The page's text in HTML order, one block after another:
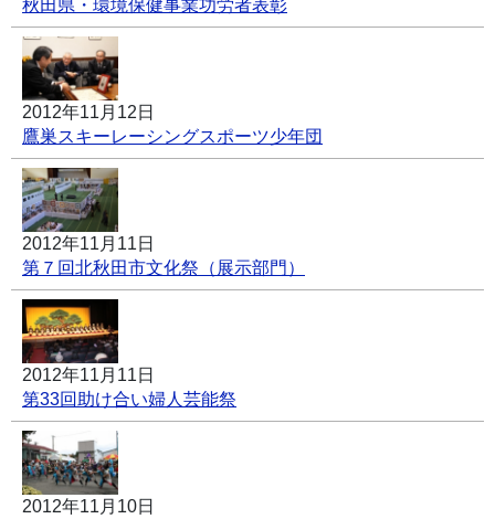
秋田県・環境保健事業功労者表彰
2012年11月12日
鷹巣スキーレーシングスポーツ少年団
2012年11月11日
第７回北秋田市文化祭（展示部門）
2012年11月11日
第33回助け合い婦人芸能祭
2012年11月10日